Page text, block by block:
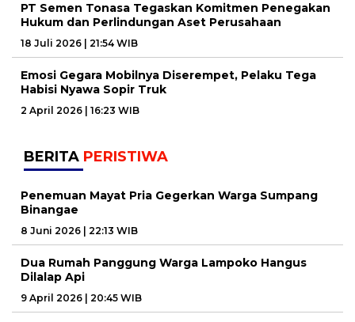
PT Semen Tonasa Tegaskan Komitmen Penegakan
Hukum dan Perlindungan Aset Perusahaan
18 Juli 2026 | 21:54 WIB
Emosi Gegara Mobilnya Diserempet, Pelaku Tega
Habisi Nyawa Sopir Truk
2 April 2026 | 16:23 WIB
BERITA PERISTIWA
Penemuan Mayat Pria Gegerkan Warga Sumpang
Binangae
8 Juni 2026 | 22:13 WIB
Dua Rumah Panggung Warga Lampoko Hangus
Dilalap Api
9 April 2026 | 20:45 WIB